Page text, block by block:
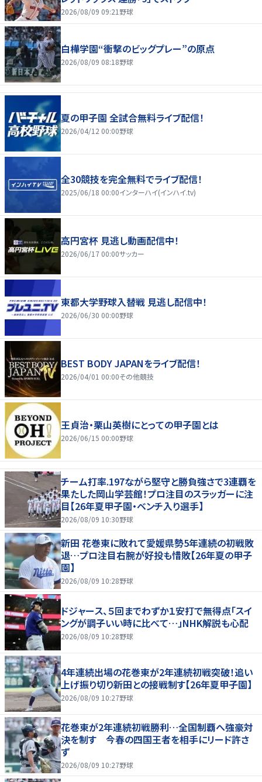
2026/08/09 09:21 野球
白樺学園“衝撃のビッグプレー”の原点
2026/08/09 08:18野球
夏の甲子園 全試合無料ライブ配信！
2026/04/12 00:00野球
全30競技を完全無料でライブ配信！
2025/06/18 00:00インターハイ(インハイ.tv)
高円宮杯 見逃し動画配信中！
2026/06/17 00:00サッカー
東都大学野球入替戦 見逃し配信中！
2026/06/30 00:00野球
BEST BODY JAPANをライブ配信！
2026/04/01 00:00その他競技
王貞治・栗山英樹にとっての甲子園とは
2026/06/15 00:00野球
チーム打率.197ながら堅守と勝負強さで3連覇を
果たした岡山学芸館！プロ注目のスラッガーに注
目【26年夏甲子園・ベンチ入り選手】
2026/08/09 10:30野球
新田 花巻東に敗れて愛媛県勢5年連続の初戦敗
退…プロ注目右腕が好投も惜敗【26年夏の甲子
園】
2026/08/09 10:28野球
ドジャース、５回までわずか１安打で無得点「スイ
ングが調子いい時に比べて…」NHK解説も心配
2026/08/09 10:28野球
4年連続出場の花巻東が2年連続初戦突破！追い
上げ振り切り新田との接戦制す【26年夏甲子園】
2026/08/09 10:27野球
花巻東が2年連続初戦勝利…全国制覇へ強豪対
決を制す 今春の四国王者を相手にリード許さ
ず
2026/08/09 10:27野球